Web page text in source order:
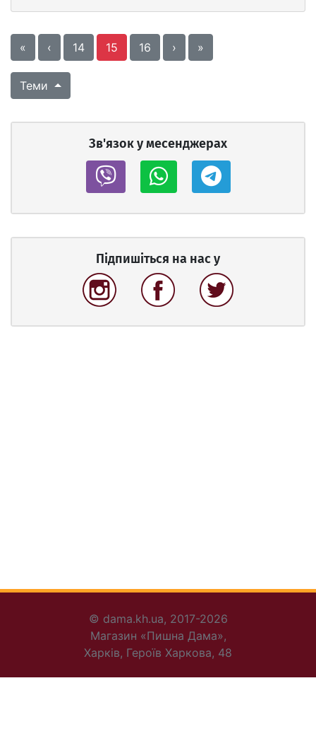
« ‹ 14 15 16 › »
Теми
Зв'язок у месенджерах
Підпишіться на нас у
© dama.kh.ua, 2017-2026
Магазин «Пишна Дама»,
Харків, Героїв Харкова, 48